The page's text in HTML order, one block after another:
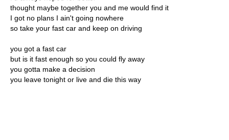
thought maybe together you and me would find it
I got no plans I ain't going nowhere
so take your fast car and keep on driving
you got a fast car
but is it fast enough so you could fly away
you gotta make a decision
you leave tonight or live and die this way